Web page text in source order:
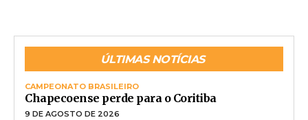
ÚLTIMAS NOTÍCIAS
CAMPEONATO BRASILEIRO
Chapecoense perde para o Coritiba
9 DE AGOSTO DE 2026